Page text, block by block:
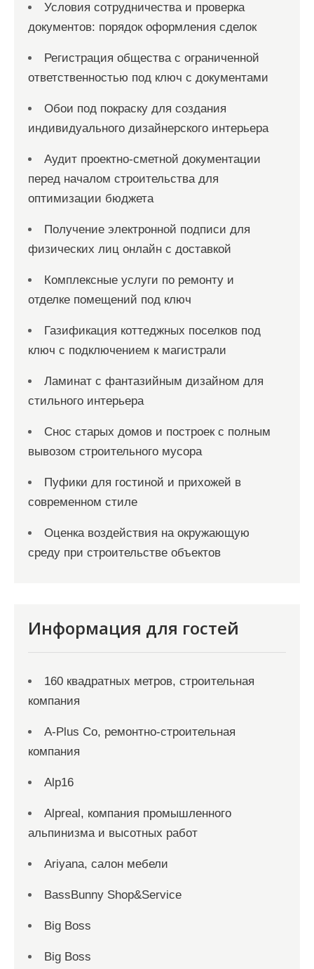
Условия сотрудничества и проверка
документов: порядок оформления сделок
Регистрация общества с ограниченной
ответственностью под ключ с документами
Обои под покраску для создания
индивидуального дизайнерского интерьера
Аудит проектно-сметной документации
перед началом строительства для
оптимизации бюджета
Получение электронной подписи для
физических лиц онлайн с доставкой
Комплексные услуги по ремонту и
отделке помещений под ключ
Газификация коттеджных поселков под
ключ с подключением к магистрали
Ламинат с фантазийным дизайном для
стильного интерьера
Снос старых домов и построек с полным
вывозом строительного мусора
Пуфики для гостиной и прихожей в
современном стиле
Оценка воздействия на окружающую
среду при строительстве объектов
Информация для гостей
160 квадратных метров, строительная
компания
A-Plus Co, ремонтно-строительная
компания
Alp16
Alpreal, компания промышленного
альпинизма и высотных работ
Ariyana, салон мебели
BassBunny Shop&Service
Big Boss
Big Boss